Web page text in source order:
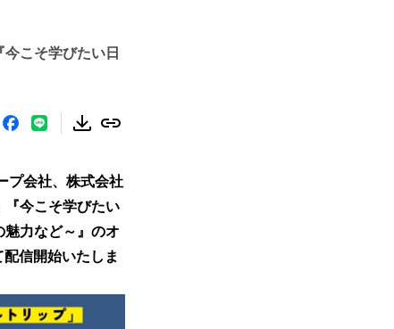
こそ学びたい日
プ会社、株式会社
『今こそ学びたい
魅力など～』のオ
信開始いたしま